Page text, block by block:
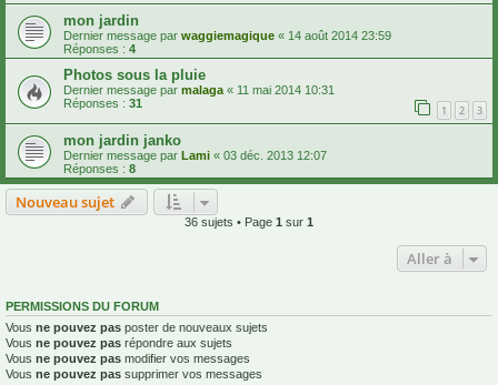
mon jardin
Dernier message par waggiemagique « 14 août 2014 23:59
Réponses : 4
Photos sous la pluie
Dernier message par malaga « 11 mai 2014 10:31
Réponses : 31 1 2 3
mon jardin janko
Dernier message par Lami « 03 déc. 2013 12:07
Réponses : 8
Nouveau sujet
36 sujets • Page 1 sur 1
Aller à
PERMISSIONS DU FORUM
Vous ne pouvez pas poster de nouveaux sujets
Vous ne pouvez pas répondre aux sujets
Vous ne pouvez pas modifier vos messages
Vous ne pouvez pas supprimer vos messages